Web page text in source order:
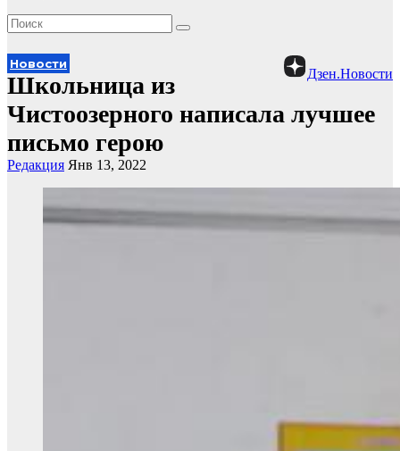
Дзен.Новости
Новости
Школьница из
Чистоозерного написала лучшее
письмо герою
Редакция Янв 13, 2022